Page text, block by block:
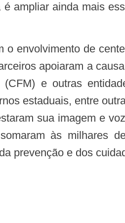
ampliar ainda mais
apoiaram a
e outras
estaduais, entre
sua imagem e
às milhares
prevenção e dos